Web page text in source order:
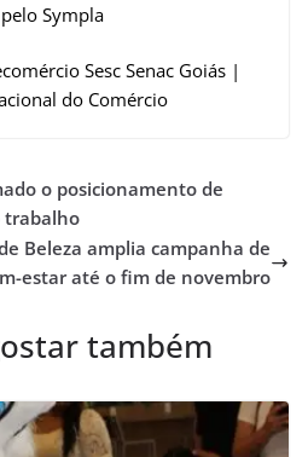
Sympla
Sesc Senac Goiás |
do Comércio
o posicionamento de
trabalho
Beleza amplia campanha de
estar até o fim de novembro
também